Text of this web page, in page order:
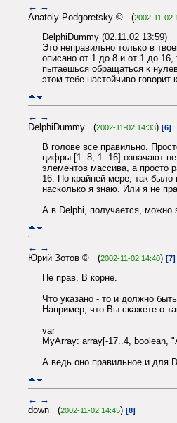
← →
Anatoly Podgoretsky © (2002-11-02
DelphiDummy (02.11.02 13:59)
Это неправильно только в
описано от 1 до 8 и от 1 до 16,
пытаешься обращаться к
этом тебе настойчиво говорит
← →
DelphiDummy (2002-11-02 14:33) [6]
В голове все правильно.
цифры [1..8, 1..16] означают
элементов массива, а просто
16. По крайней мере, так было
насколько я знаю. Или я не
А в Delphi, получается, можно
← →
Юрий Зотов © (2002-11-02 14:40) [7]
Не прав. В корне.
Что указано - то и должно
Например, что Вы скажете о
var
MyArray: array[-17..4, boolean,
А ведь оно правильное и для
← →
down (2002-11-02 14:45) [8]